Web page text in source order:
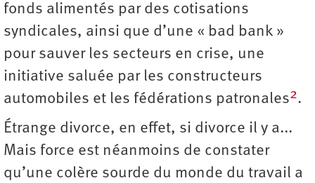
fonds alimentés par des cotisations
syndicales, ainsi que d’une « bad bank »
pour sauver les secteurs en crise, une
initiative saluée par les constructeurs
automobiles et les fédérations patronales2.
Étrange divorce, en effet, si divorce il y a...
Mais force est néanmoins de constater
qu’une colère sourde du monde du travail a